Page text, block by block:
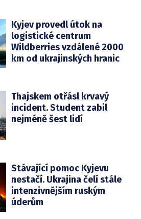
Kyjev provedl útok na
logistické centrum
Wildberries vzdálené 2000
km od ukrajinských hranic
Thajskem otřásl krvavý
incident. Student zabil
nejméně šest lidí
Stávající pomoc Kyjevu
nestačí. Ukrajina čelí stále
intenzivnějším ruským
úderům